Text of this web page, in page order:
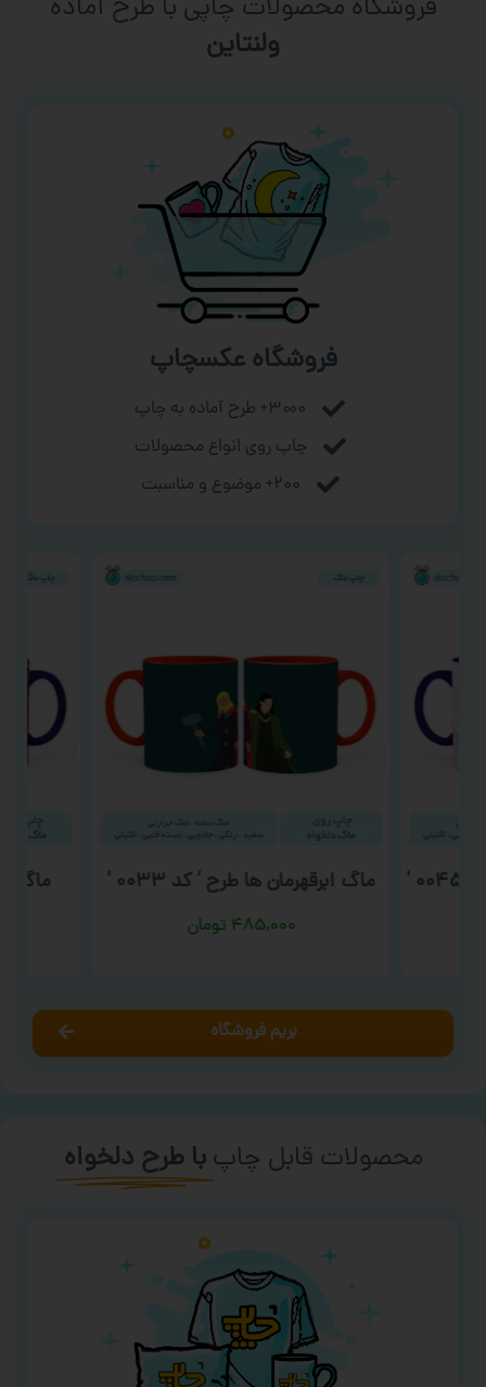
فروشگاه محصولات چاپی با طرح آماده
ورزشی
فروشگاه عکسچاپ
۳۰۰۰+ طرح آماده به چاپ
چاپ روی انواع محصولات
۲۰۰+ موضوع و مناسبت
ماگ ابرقهرمان ها طرح ‘ کد ۰۰۳۳ ‘
۴۸۵,۰۰۰ تومان
بریم فروشگاه
محصولات قابل چاپ با طرح دلخواه